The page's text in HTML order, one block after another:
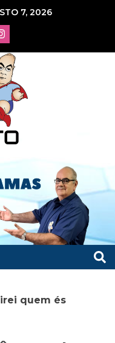
7, 2026
quem és